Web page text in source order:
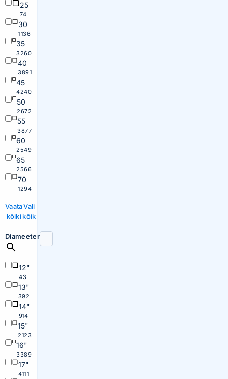
25
74
30
1136
35
3260
40
3891
45
4240
50
2672
55
3877
60
2549
65
2566
70
1294
Vaata
kõiki
Vali
kõik
Diameeter
12"
43
13"
392
14"
914
15"
2123
16"
3389
17"
4111